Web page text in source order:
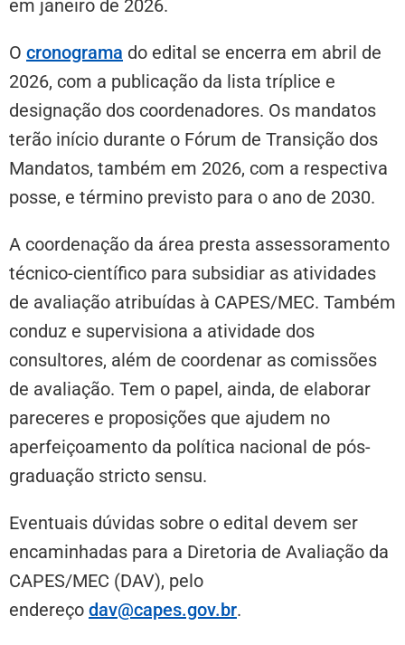
em janeiro de 2026.
O cronograma do edital se encerra em abril de
2026, com a publicação da lista tríplice e
designação dos coordenadores. Os mandatos
terão início durante o Fórum de Transição dos
Mandatos, também em 2026, com a respectiva
posse, e término previsto para o ano de 2030.
A coordenação da área presta assessoramento
técnico-científico para subsidiar as atividades
de avaliação atribuídas à CAPES/MEC. Também
conduz e supervisiona a atividade dos
consultores, além de coordenar as comissões
de avaliação. Tem o papel, ainda, de elaborar
pareceres e proposições que ajudem no
aperfeiçoamento da política nacional de pós-
graduação stricto sensu.
Eventuais dúvidas sobre o edital devem ser
encaminhadas para a Diretoria de Avaliação da
CAPES/MEC (DAV), pelo
endereço dav@capes.gov.br.